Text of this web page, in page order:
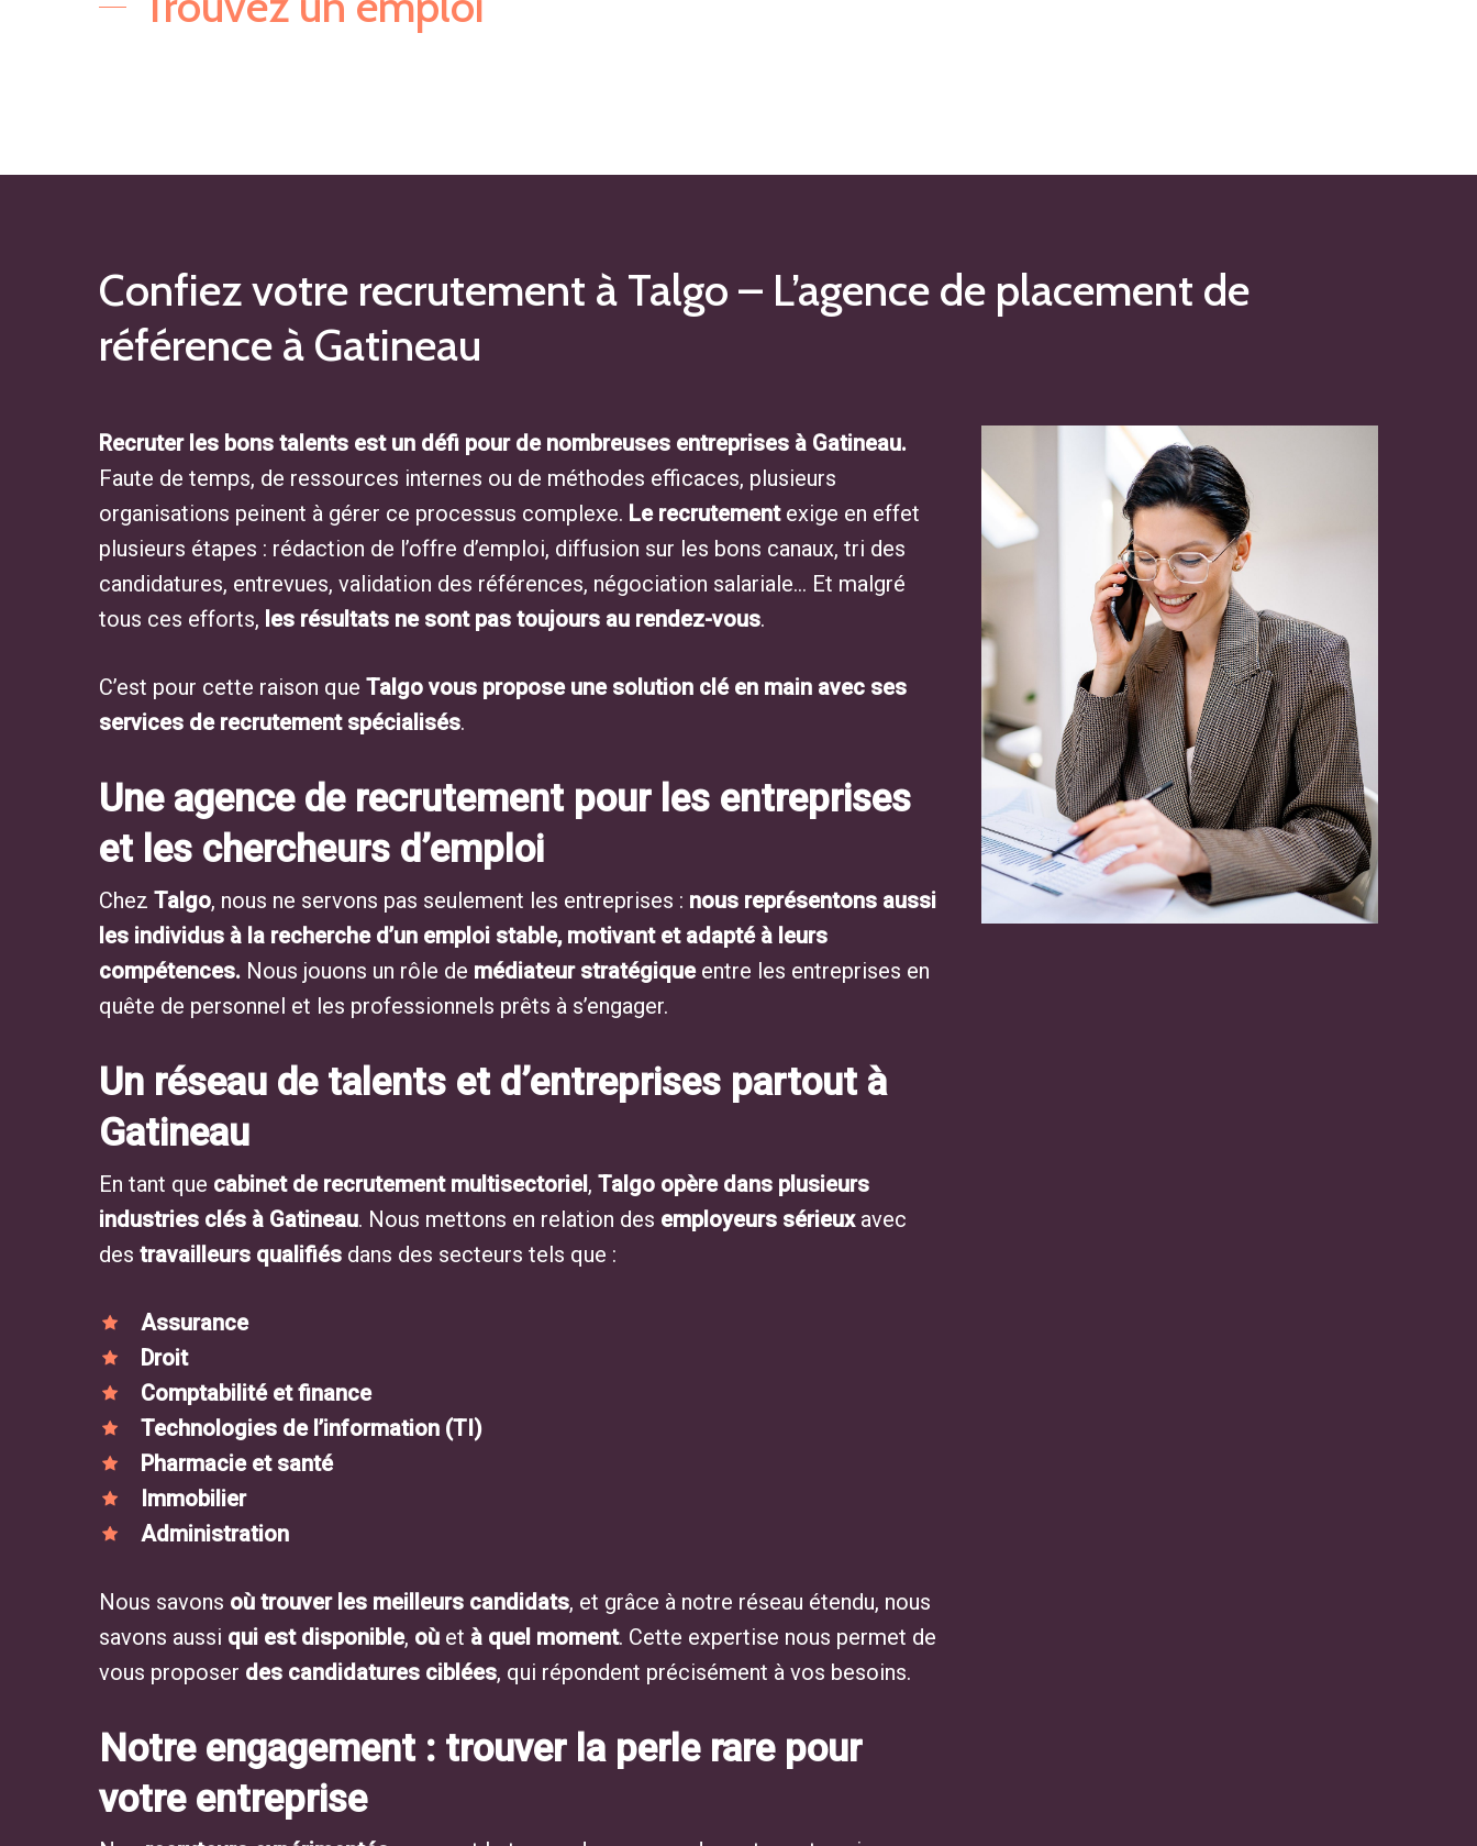
Confiez votre recrutement à Talgo – L’agence de placement de
référence à Gatineau
Recruter les bons talents est un défi pour de nombreuses entreprises à Gatineau.
Faute de temps, de ressources internes ou de méthodes efficaces, plusieurs
organisations peinent à gérer ce processus complexe. Le recrutementexige en effet
plusieurs étapes : rédaction de l’offre d’emploi, diffusion sur les bons canaux, tri des
candidatures, entrevues, validation des références, négociation salariale… Et malgré
tous ces efforts, les résultats ne sont pas toujours au rendez-vous.
C’est pour cette raison que Talgo vous propose une solution clé en main avec ses
services de recrutement spécialisés.
Une agence de recrutement pour les entreprises
et les chercheurs d’emploi
Chez Talgo, nous ne servons pas seulement les entreprises : nous représentons aussi
les individus à la recherche d’un emploi stable, motivant et adapté à leurs
compétences. Nous jouons un rôle de médiateur stratégiqueentre les entreprises en
quête de personnel et les professionnels prêts à s’engager.
Un réseau de talents et d’entreprises partout à
Gatineau
En tant que cabinet de recrutement multisectoriel, Talgo opère dans plusieurs
industries clés à Gatineau. Nous mettons en relation des employeurs sérieuxavec
des travailleurs qualifiés dans des secteurs tels que :
Assurance
Droit
Comptabilité et finance
Technologies de l’information (TI)
Pharmacie et santé
Immobilier
Administration
Nous savons où trouver les meilleurs candidats, et grâce à notre réseau étendu, nous
savons aussi qui est disponible, où et à quel moment. Cette expertise nous permet de
vous proposer des candidatures ciblées, qui répondent précisément à vos besoins.
Notre engagement : trouver la perle rare pour
votre entreprise